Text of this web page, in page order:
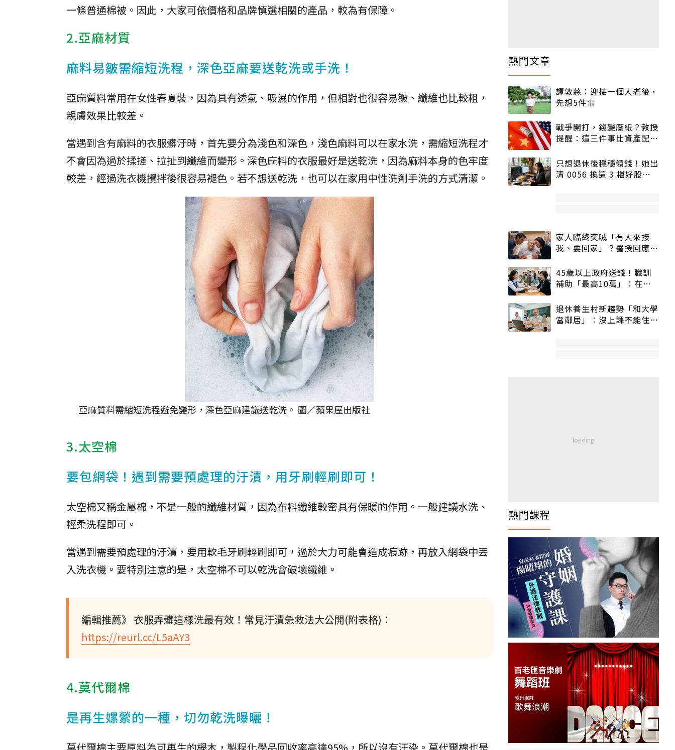
一條普通棉被。因此，大家可依價格和品牌慎選相關的產品，較為有保障。
2.亞麻材質
麻料易皺需縮短洗程，深色亞麻要送乾洗或手洗！
亞麻質料常用在女性春夏裝，因為具有透氣、吸濕的作用，但相對也很容易皺、纖維也比較粗，
親膚效果比較差。
當遇到含有麻料的衣服髒汙時，首先要分為淺色和深色，淺色麻料可以在家水洗，需縮短洗程才
不會因為過於揉搓、拉扯到纖維而變形。深色麻料的衣服最好是送乾洗，因為麻料本身的色牢度
較差，經過洗衣機攪拌後很容易褪色。若不想送乾洗，也可以在家用中性洗劑手洗的方式清潔。
亞麻質料需縮短洗程避免變形，深色亞麻建議送乾洗。 圖／蘋果屋出版社
3.太空棉
要包網袋！遇到需要預處理的汙漬，用牙刷輕刷即可！
太空棉又稱金屬棉，不是一般的纖維材質，因為布料纖維較密具有保暖的作用。一般建議水洗、
輕柔洗程即可。
當遇到需要預處理的汙漬，要用軟毛牙刷輕刷即可，過於大力可能會造成痕跡，再放入網袋中丟
入洗衣機。要特別注意的是，太空棉不可以乾洗會破壞纖維。
編輯推薦》 衣服弄髒這樣洗最有效！常見汙漬急救法大公開(附表格)：
https://reurl.cc/L5aAY3
4.莫代爾棉
是再生嫘縈的一種，切勿乾洗曝曬！
熱門文章
譚敦慈：迎接一個人老後，
先想5件事
戰爭開打，錢變廢紙？教授
提醒：這三件事比資產配置
只想退休後穩穩領錢！她出
清 0056 換這 3 檔好股：
家人臨終突喊「有人來接
我、要回家」？醫授回應方
45歲以上政府送錢！職訓
補助「最高10萬」：在
退休養生村新趨勢「和大學
當鄰居」：沒上課不能住、
熱門課程